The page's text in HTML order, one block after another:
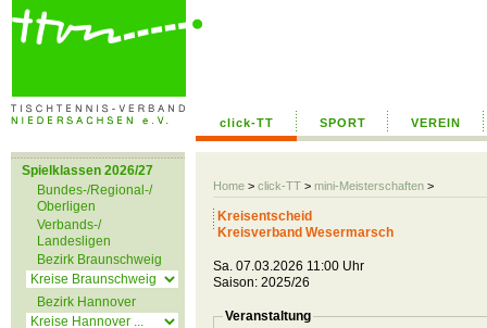
click-TT SPORT VEREIN
Home > click-TT > mini-Meisterschaften >
Spielklassen 2026/27
Bundes-/Regional-/
Oberligen
Verbands-/
Landesligen
Bezirk Braunschweig
Bezirk Hannover
Kreisentscheid
Kreisverband Wesermarsch
Sa. 07.03.2026 11:00 Uhr
Saison: 2025/26
Veranstaltung